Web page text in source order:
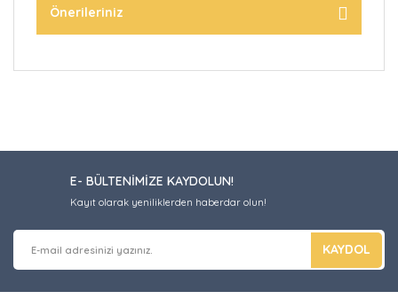
Önerileriniz
E- BÜLTENİMİZE KAYDOLUN!
Kayıt olarak yeniliklerden haberdar olun!
KAYDOL